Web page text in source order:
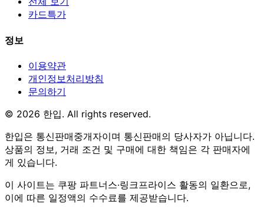
카드특가
정보
이용약관
개인정보처리방침
문의하기
© 2026 한입. All rights reserved.
한입은 통신판매중개자이며 통신판매의 당사자가 아닙니다.
상품의 정보, 거래 조건 및 구매에 대한 책임은 각 판매자에
게 있습니다.
이 사이트는 쿠팡 파트너스·링크프라이스 활동의 일환으로,
이에 따른 일정액의 수수료를 제공받습니다.